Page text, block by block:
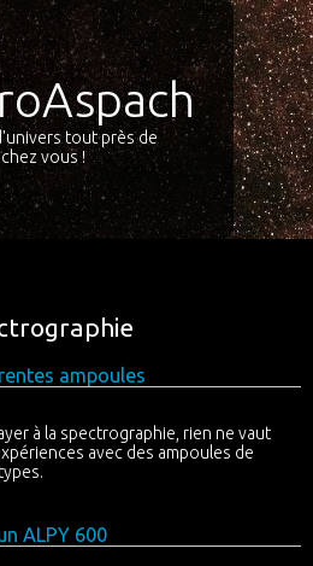
tout près de
chez vous !
ampoules
à la spectrographie, rien ne vaut
avec des ampoules de
ALPY 600